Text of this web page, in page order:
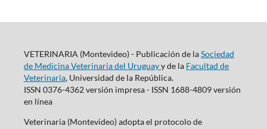
VETERINARIA (Montevideo) - Publicación de laSociedad
de Medicina Veterinaria del Uruguayy de la Facultad de
Veterinaria, Universidad de la República.
ISSN 0376-4362 versión impresa - ISSN 1688-4809 versión
en línea
Veterinaria (Montevideo) adopta el protocolo de